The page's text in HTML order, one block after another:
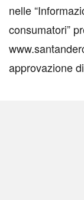
nelle
consumatori”
approvazione